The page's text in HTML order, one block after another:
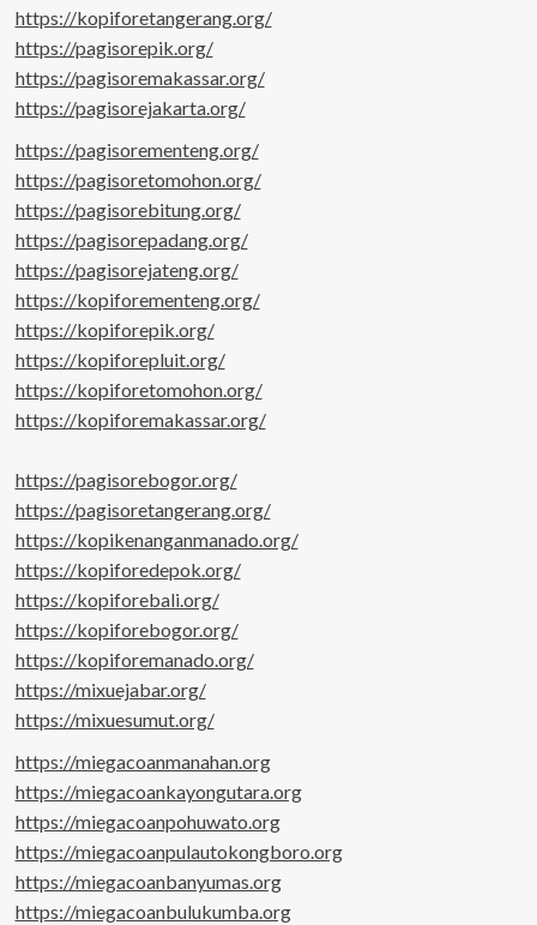
https://kopiforetangerang.org/
https://pagisorepik.org/
https://pagisoremakassar.org/
https://pagisorejakarta.org/
https://pagisorementeng.org/
https://pagisoretomohon.org/
https://pagisorebitung.org/
https://pagisorepadang.org/
https://pagisorejateng.org/
https://kopiforementeng.org/
https://kopiforepik.org/
https://kopiforepluit.org/
https://kopiforetomohon.org/
https://kopiforemakassar.org/
https://pagisorebogor.org/
https://pagisoretangerang.org/
https://kopikenanganmanado.org/
https://kopiforedepok.org/
https://kopiforebali.org/
https://kopiforebogor.org/
https://kopiforemanado.org/
https://mixuejabar.org/
https://mixuesumut.org/
https://miegacoanmanahan.org
https://miegacoankayongutara.org
https://miegacoanpohuwato.org
https://miegacoanpulautokongboro.org
https://miegacoanbanyumas.org
https://miegacoanbulukumba.org